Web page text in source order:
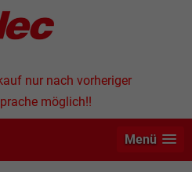
nur nach vorheriger
möglich!!
Menü